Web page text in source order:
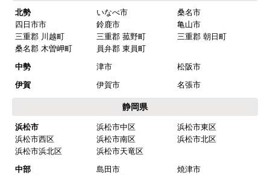
予定の期日までに商品が届きましたか？
はい
商品の梱包は必要十分なものでしたか？
【注文商品】浄水器・整水器 【注文時
期】2025年07月頃（モバイルから）
北勢 いなべ市
桑名市
四日市市
鈴鹿市
亀山市
三重郡 川越町
三重郡 菰野町
三重郡 朝日町
桑名郡 木曽岬町
員弁郡 東員町
中勢
津市
松阪市
伊賀
伊賀市 名張市
静岡県
浜松市 浜松市中区
浜松市東区
浜松市西区
浜松市南区
浜松市北区
浜松市浜北区
浜松市天竜区
中部
島田市
焼津市